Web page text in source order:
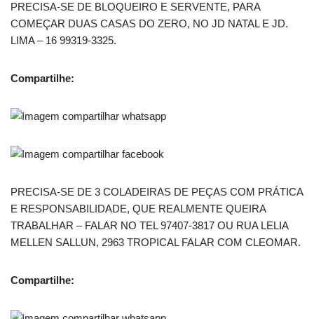
PRECISA-SE DE BLOQUEIRO E SERVENTE, PARA
COMEÇAR DUAS CASAS DO ZERO, NO JD NATAL E JD.
LIMA – 16 99319-3325.
Compartilhe:
PRECISA-SE DE 3 COLADEIRAS DE PEÇAS COM PRÁTICA
E RESPONSABILIDADE, QUE REALMENTE QUEIRA
TRABALHAR – FALAR NO TEL 97407-3817 OU RUA LELIA
MELLEN SALLUN, 2963 TROPICAL FALAR COM CLEOMAR.
Compartilhe: